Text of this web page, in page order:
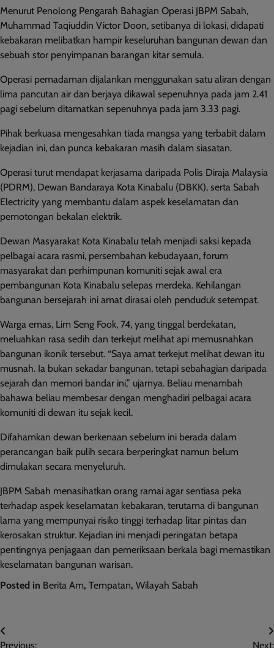
Menurut Penolong Pengarah Bahagian Operasi JBPM Sabah,
Muhammad Taqiuddin Victor Doon, setibanya di lokasi, didapati
kebakaran melibatkan hampir keseluruhan bangunan dewan dan
sebuah stor penyimpanan barangan kitar semula.
Operasi pemadaman dijalankan menggunakan satu aliran dengan
lima pancutan air dan berjaya dikawal sepenuhnya pada jam 2.41
pagi sebelum ditamatkan sepenuhnya pada jam 3.33 pagi.
Pihak berkuasa mengesahkan tiada mangsa yang terbabit dalam
kejadian ini, dan punca kebakaran masih dalam siasatan.
Operasi turut mendapat kerjasama daripada Polis Diraja Malaysia
(PDRM), Dewan Bandaraya Kota Kinabalu (DBKK), serta Sabah
Electricity yang membantu dalam aspek keselamatan dan
pemotongan bekalan elektrik.
Dewan Masyarakat Kota Kinabalu telah menjadi saksi kepada
pelbagai acara rasmi, persembahan kebudayaan, forum
masyarakat dan perhimpunan komuniti sejak awal era
pembangunan Kota Kinabalu selepas merdeka. Kehilangan
bangunan bersejarah ini amat dirasai oleh penduduk setempat.
Warga emas, Lim Seng Fook, 74, yang tinggal berdekatan,
meluahkan rasa sedih dan terkejut melihat api memusnahkan
bangunan ikonik tersebut. “Saya amat terkejut melihat dewan itu
musnah. Ia bukan sekadar bangunan, tetapi sebahagian daripada
sejarah dan memori bandar ini,” ujarnya. Beliau menambah
bahawa beliau membesar dengan menghadiri pelbagai acara
komuniti di dewan itu sejak kecil.
Difahamkan dewan berkenaan sebelum ini berada dalam
perancangan baik pulih secara berperingkat namun belum
dimulakan secara menyeluruh.
JBPM Sabah menasihatkan orang ramai agar sentiasa peka
terhadap aspek keselamatan kebakaran, terutama di bangunan
lama yang mempunyai risiko tinggi terhadap litar pintas dan
kerosakan struktur. Kejadian ini menjadi peringatan betapa
pentingnya penjagaan dan pemeriksaan berkala bagi memastikan
keselamatan bangunan warisan.
Posted in Berita Am, Tempatan, Wilayah Sabah
Post
Previous:
Next: